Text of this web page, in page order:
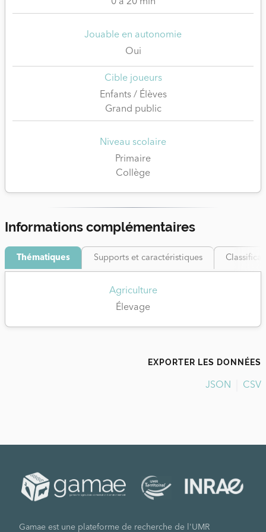
0 à 20 min
Jouable en autonomie
Oui
Cible joueurs
Enfants / Élèves
Grand public
Niveau scolaire
Primaire
Collège
Informations complémentaires
Thématiques Supports et caractéristiques
Agriculture
Élevage
EXPORTER LES DONNÉES
JSON CSV
Gamae est une plateforme de recherche de l'UMR